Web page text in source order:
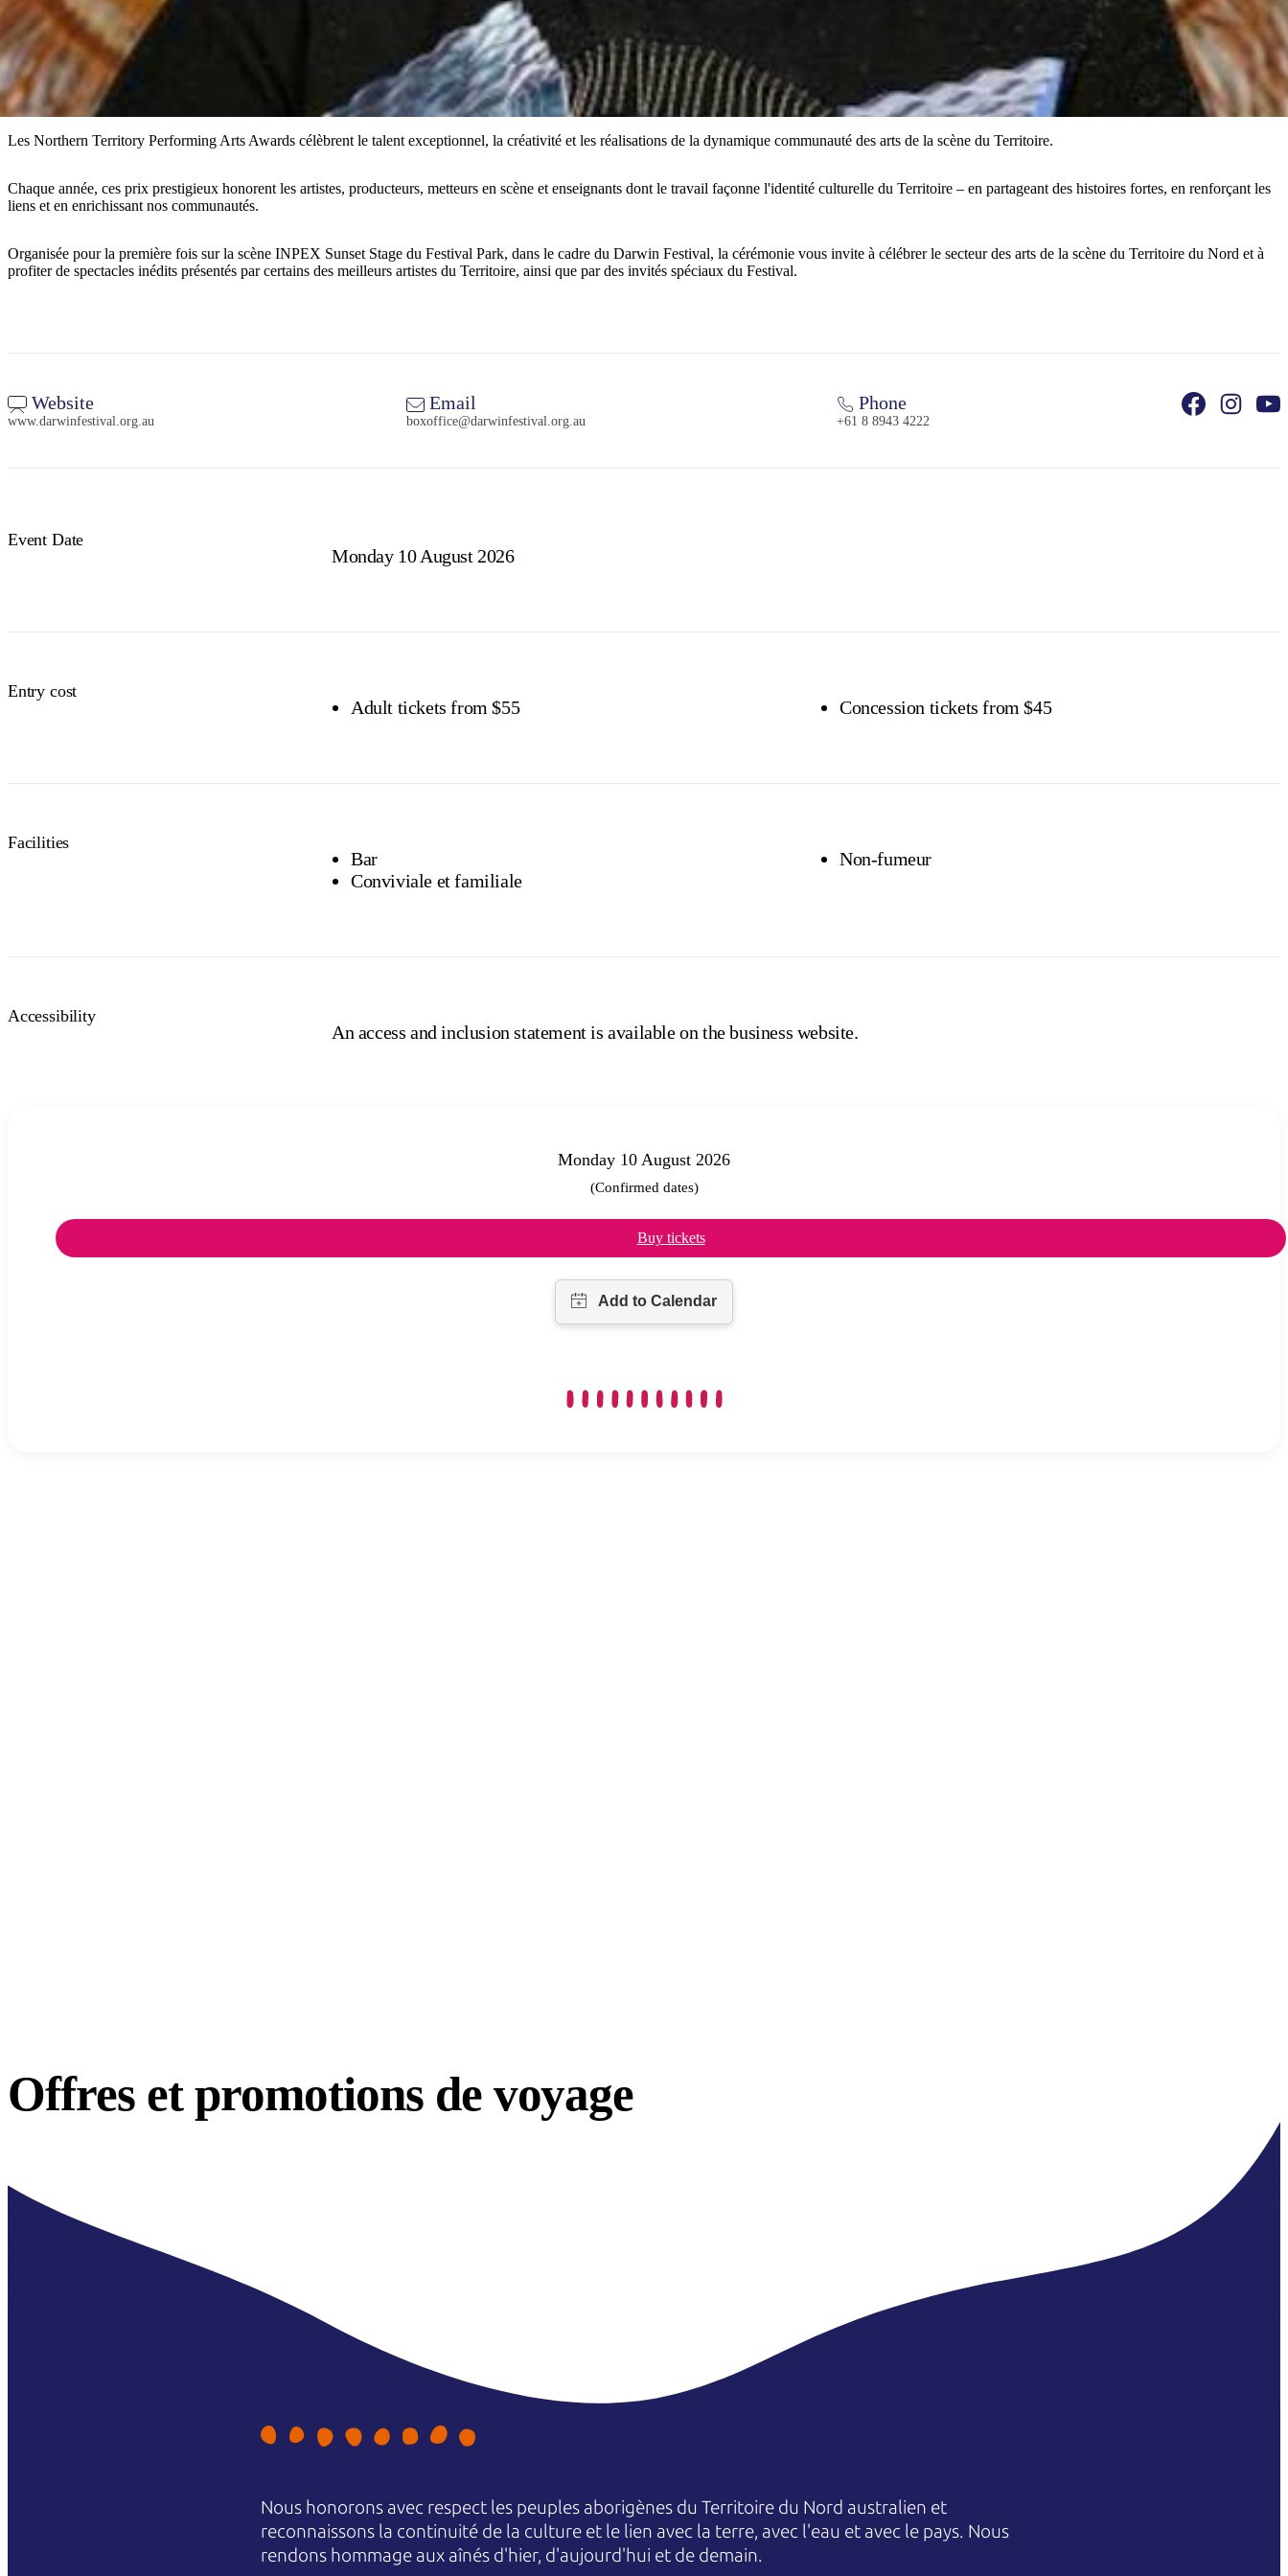
Les Northern Territory Performing Arts Awards célèbrent le talent exceptionnel, la créativité et les réalisations de la dynamique communauté des arts de la scène du Territoire.
Chaque année, ces prix prestigieux honorent les artistes, producteurs, metteurs en scène et enseignants dont le travail façonne l'identité culturelle du Territoire – en partageant des histoires fortes, en renforçant les
liens et en enrichissant nos communautés.
Organisée pour la première fois sur la scène INPEX Sunset Stage du Festival Park, dans le cadre du Darwin Festival, la cérémonie vous invite à célébrer le secteur des arts de la scène du Territoire du Nord et à
profiter de spectacles inédits présentés par certains des meilleurs artistes du Territoire, ainsi que par des invités spéciaux du Festival.
Website
www.darwinfestival.org.au
Email
boxoffice@darwinfestival.org.au
Phone
+61 8 8943 4222
Event Date
Monday 10 August 2026
Entry cost
Adult tickets from $55 Concession tickets from $45
Facilities
Bar
Conviviale et familiale
Non-fumeur
Accessibility
An access and inclusion statement is available on the business website.
Monday 10 August 2026
(Confirmed dates)
Buy tickets
Offres etpromotions de voyage
Nous honorons avec respect les peuples aborigènes du Territoire du Nord australien et
reconnaissons la continuité de la culture et le lien avec la terre, avec l'eau et avec le pays. Nous
rendons hommage aux aînés d'hier, d'aujourd'hui et de demain.